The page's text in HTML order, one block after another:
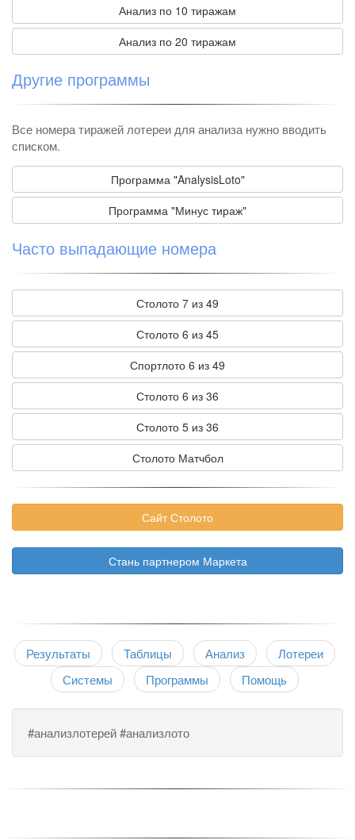
Анализ по 10 тиражам
Анализ по 20 тиражам
Другие программы
Все номера тиражей лотереи для анализа нужно вводить
списком.
Программа "AnalysisLoto"
Программа "Минус тираж"
Часто выпадающие номера
Столото 7 из 49
Столото 6 из 45
Спортлото 6 из 49
Столото 6 из 36
Столото 5 из 36
Столото Матчбол
Сайт Столото
Стань партнером Маркета
Результаты Таблицы Анализ
Лотереи
Системы
Программы Помощь
#анализлотерей #анализлото